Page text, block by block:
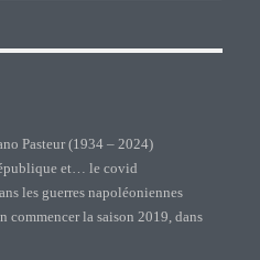
Pasteur (1934 – 2024)
et… le covid
les guerres napoléoniennes
commencer la saison 2019, dans